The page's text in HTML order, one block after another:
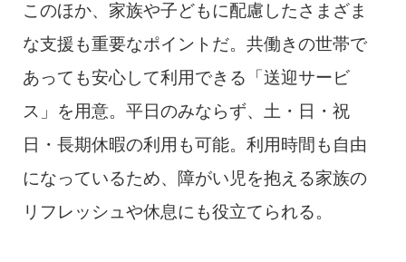
このほか、家族や子どもに配慮したさまざま
な支援も重要なポイントだ。共働きの世帯で
あっても安心して利用できる「送迎サービ
ス」を用意。平日のみならず、土・日・祝
日・長期休暇の利用も可能。利用時間も自由
になっているため、障がい児を抱える家族の
リフレッシュや休息にも役立てられる。